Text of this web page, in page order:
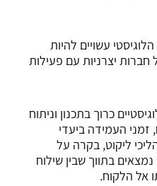
עשויים להיות
יצרניות עם פעילות
כרוך בתכנון וניתוח
זמני העמידה ביעדי
ליקוט, בקרה על
בתווך שבין שילוח
אל הלקוח.